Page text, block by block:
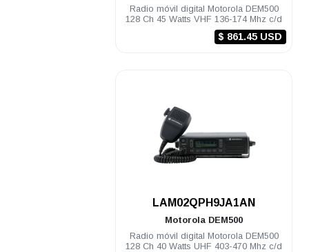
Radio móvil digital Motorola DEM500
128 Ch 45 Watts VHF 136-174 Mhz c/d
$ 861.45 USD
LAM02QPH9JA1AN
Motorola DEM500
Radio móvil digital Motorola DEM500
128 Ch 40 Watts UHF 403-470 Mhz c/d